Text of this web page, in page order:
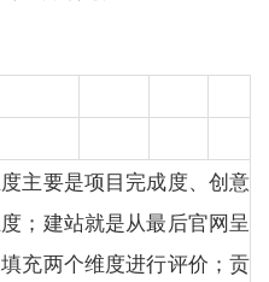
主要是项目完成度、创意
；建站就是从最后官网呈
充两个维度进行评价；贡